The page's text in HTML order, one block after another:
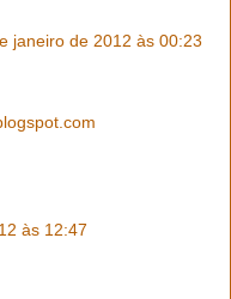
janeiro de 2012 às 00:23
às 12:47